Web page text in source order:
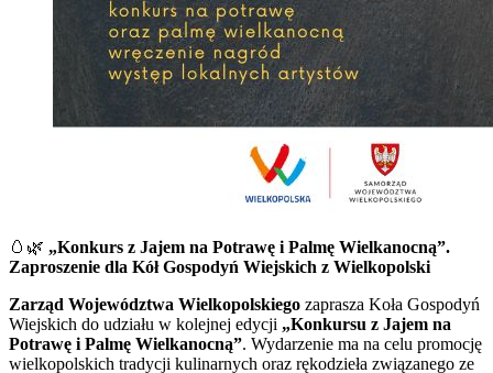
🥚🌿 „Konkurs z Jajem na Potrawę i Palmę Wielkanocną”.
Zaproszenie dla Kół Gospodyń Wiejskich z Wielkopolski
Zarząd Województwa Wielkopolskiego zaprasza Koła Gospodyń
Wiejskich do udziału w kolejnej edycji „Konkursu z Jajem na
Potrawę i Palmę Wielkanocną”. Wydarzenie ma na celu promocję
wielkopolskich tradycji kulinarnych oraz rękodzieła związanego ze